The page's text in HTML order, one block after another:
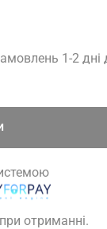
1-2 дні
отриманні.